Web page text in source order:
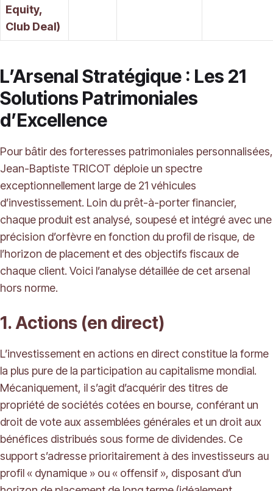
Equity,
Club Deal)
L’Arsenal Stratégique : Les 21
Solutions Patrimoniales
d’Excellence
Pour bâtir des forteresses patrimoniales personnalisées,
Jean-Baptiste TRICOT déploie un spectre
exceptionnellement large de 21 véhicules
d’investissement. Loin du prêt-à-porter financier,
chaque produit est analysé, soupesé et intégré avec une
précision d’orfèvre en fonction du profil de risque, de
l’horizon de placement et des objectifs fiscaux de
chaque client. Voici l’analyse détaillée de cet arsenal
hors norme.
1. Actions (en direct)
L’investissement en actions en direct constitue la forme
la plus pure de la participation au capitalisme mondial.
Mécaniquement, il s’agit d’acquérir des titres de
propriété de sociétés cotées en bourse, conférant un
droit de vote aux assemblées générales et un droit aux
bénéfices distribués sous forme de dividendes. Ce
support s’adresse prioritairement à des investisseurs au
profil « dynamique » ou « offensif », disposant d’un